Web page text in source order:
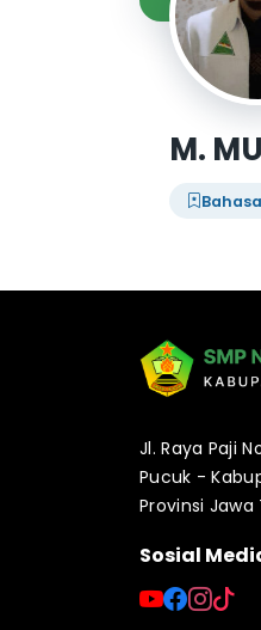
M.
Jl. Raya Paji
Pucuk -
Provinsi
Sosial